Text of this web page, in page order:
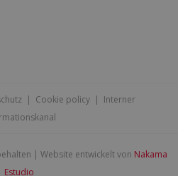
| Cookie policy| Interner
| Website entwickelt von Nakama
Estudio